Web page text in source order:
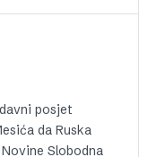
posjet
da Ruska
Slobodna